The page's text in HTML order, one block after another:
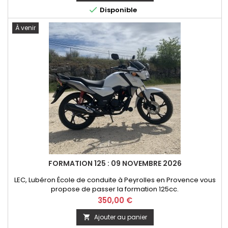
 Disponible
À venir
FORMATION 125 : 09 NOVEMBRE 2026
LEC, Lubéron École de conduite à Peyrolles en Provence vous
propose de passer la formation 125cc.
Prix
350,00 €
 Ajouter au panier